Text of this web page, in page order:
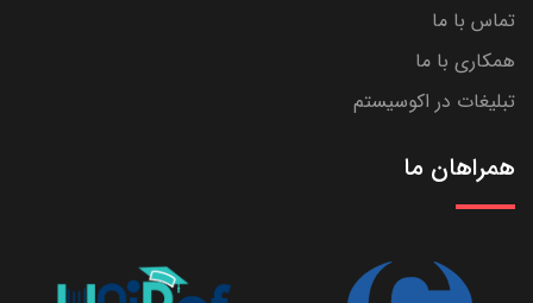
تماس با ما
همکاری با ما
تبلیغات در اکوسیستم
همراهان ما